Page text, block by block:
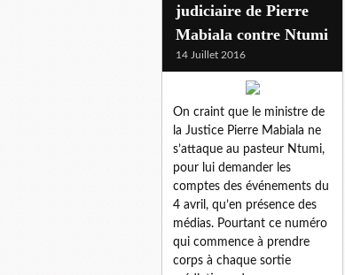
judiciaire de Pierre
Mabiala contre Ntumi
14 Juillet 2016
On craint que le ministre de
la Justice Pierre Mabiala ne
s’attaque au pasteur Ntumi,
pour lui demander les
comptes des événements du
4 avril, qu’en présence des
médias. Pourtant ce numéro
qui commence à prendre
corps à chaque sortie